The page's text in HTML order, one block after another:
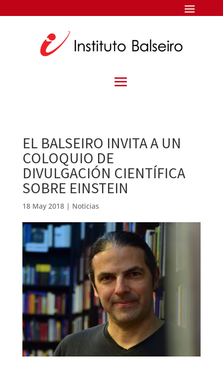
EL BALSEIRO INVITA A UN
COLOQUIO DE
DIVULGACIÓN CIENTÍFICA
SOBRE EINSTEIN
18 May 2018| Noticias